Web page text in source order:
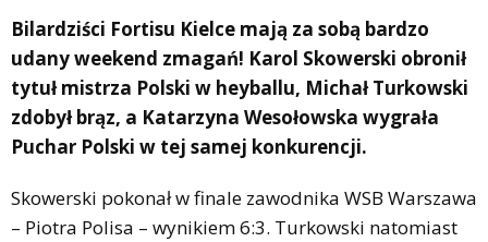
Bilardziści Fortisu Kielce mają za sobą bardzo
udany weekend zmagań! Karol Skowerski obronił
tytuł mistrza Polski w heyballu, Michał Turkowski
zdobył brąz, a Katarzyna Wesołowska wygrała
Puchar Polski w tej samej konkurencji.
Skowerski pokonał w finale zawodnika WSB Warszawa
– Piotra Polisa – wynikiem 6:3. Turkowski natomiast